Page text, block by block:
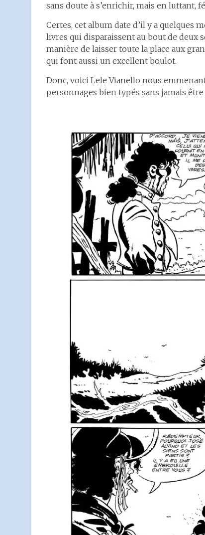
sans doute à s’enrichir, mais en luttant,
Certes, cet album date d’il y a quelques
livres qui disparaissent au bout de deux
manière de laisser toute la place aux
qui font aussi un excellent boulot.
Donc, voici Lele Vianello nous
personnages bien typés sans jamais être